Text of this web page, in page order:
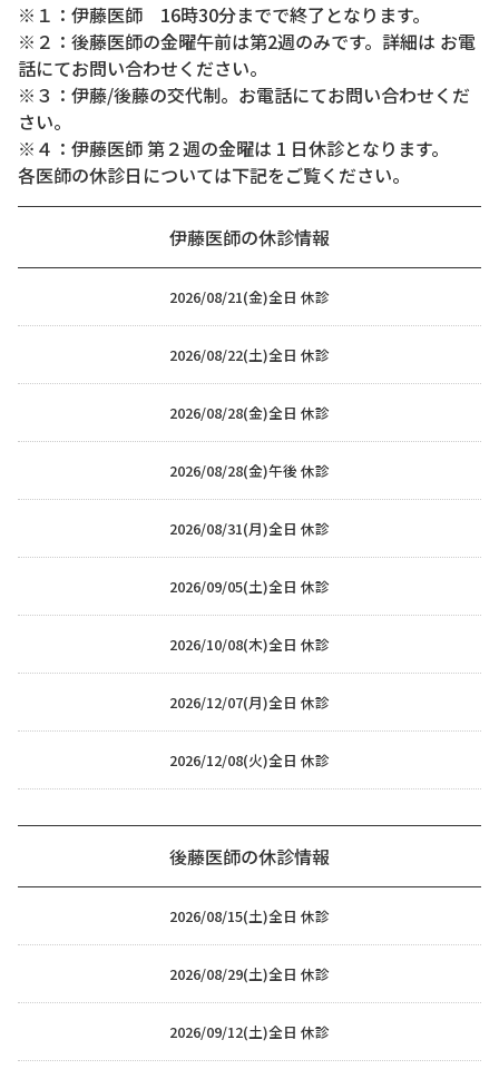
※１：伊藤医師 16時30分までで終了となります。
※２：後藤医師の金曜午前は第2週のみです。詳細は お電
話にてお問い合わせください。
※３：伊藤/後藤の交代制。お電話にてお問い合わせくだ
さい。
※４：伊藤医師 第２週の金曜は 1 日休診となります。
各医師の休診日については下記をご覧ください。
伊藤医師の休診情報
2026/08/21(金)全日 休診
2026/08/22(土)全日 休診
2026/08/28(金)全日 休診
2026/08/28(金)午後 休診
2026/08/31(月)全日 休診
2026/09/05(土)全日 休診
2026/10/08(木)全日 休診
2026/12/07(月)全日 休診
2026/12/08(火)全日 休診
後藤医師の休診情報
2026/08/15(土)全日 休診
2026/08/29(土)全日 休診
2026/09/12(土)全日 休診